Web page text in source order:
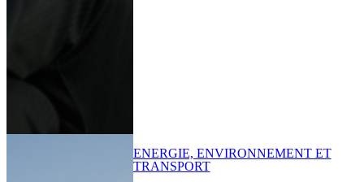
ENERGIE, ENVIRONNEMENT ET
TRANSPORT